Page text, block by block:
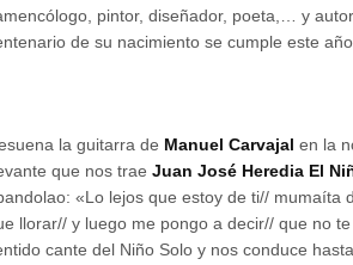
pintor, diseñador, poeta,… y
de su nacimiento se cumple este año.
la guitarra de Manuel Carvajal en la
que nos traeJuan José Heredia El
«Lo lejos que estoy de ti// mumaíta
llorar// y luego me pongo a decir// que no
cante del Niño Solo y nos conduce